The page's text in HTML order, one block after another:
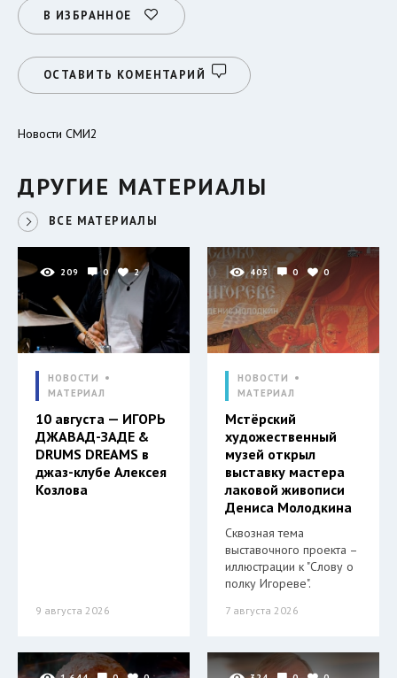
В ИЗБРАННОЕ
ОСТАВИТЬ КОМЕНТАРИЙ
Новости СМИ2
ДРУГИЕ МАТЕРИАЛЫ
ВСЕ МАТЕРИАЛЫ
209 0 2
НОВОСТИ
МАТЕРИАЛ
10 августа — ИГОРЬ
ДЖАВАД-ЗАДЕ &
DRUMS DREAMS в
джаз-клубе Алексея
Козлова
9 августа 2026
403 0 0
НОВОСТИ
МАТЕРИАЛ
Мстёрский
художественный
музей открыл
выставку мастера
лаковой живописи
Дениса Молодкина
Сквозная тема
выставочного проекта –
иллюстрации к "Слову о
полку Игореве".
7 августа 2026